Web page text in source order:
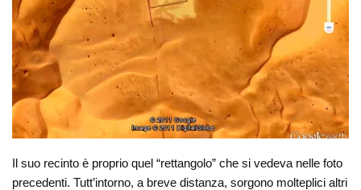
Il suo recinto è proprio quel “rettangolo” che si vedeva nelle foto
precedenti. Tutt’intorno, a breve distanza, sorgono molteplici altri